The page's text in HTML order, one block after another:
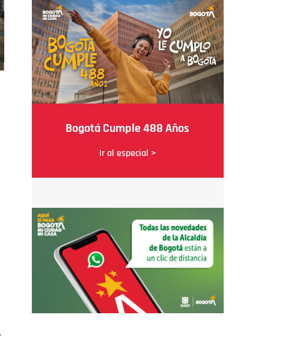
Bogotá Cumple 488 Años
Ir al especial >